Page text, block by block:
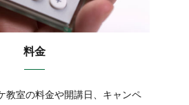
料金
教室の料金や開講日、キャンペ